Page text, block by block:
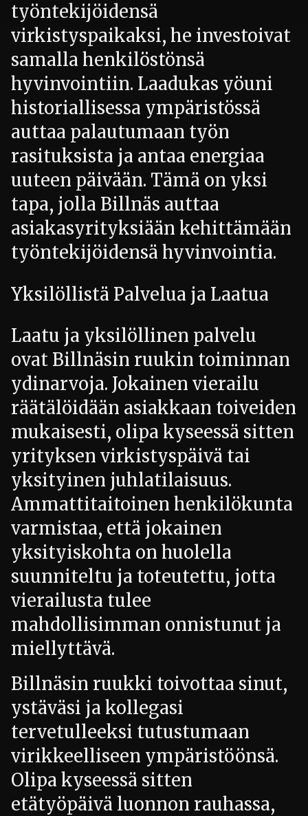
työntekijöidensä
virkistyspaikaksi, he investoivat
samalla henkilöstönsä
hyvinvointiin. Laadukas yöuni
historiallisessa ympäristössä
auttaa palautumaan työn
rasituksista ja antaa energiaa
uuteen päivään. Tämä on yksi
tapa, jolla Billnäs auttaa
asiakasyrityksiään kehittämään
työntekijöidensä hyvinvointia.
Yksilöllistä Palvelua ja Laatua
Laatu ja yksilöllinen palvelu
ovat Billnäsin ruukin toiminnan
ydinarvoja. Jokainen vierailu
räätälöidään asiakkaan toiveiden
mukaisesti, olipa kyseessä sitten
yrityksen virkistyspäivä tai
yksityinen juhlatilaisuus.
Ammattitaitoinen henkilökunta
varmistaa, että jokainen
yksityiskohta on huolella
suunniteltu ja toteutettu, jotta
vierailusta tulee
mahdollisimman onnistunut ja
miellyttävä.
Billnäsin ruukki toivottaa sinut,
ystäväsi ja kollegasi
tervetulleeksi tutustumaan
virikkeelliseen ympäristöönsä.
Olipa kyseessä sitten
etätyöpäivä luonnon rauhassa,